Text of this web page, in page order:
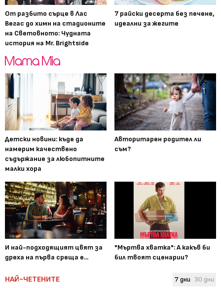
От разбито сърце в Лас
Вегас до химн на стадионите
на Световното: Чудната
история на Mr. Brightside
7 райски десерта без печене,
идеални за жегите
Детски новини: къде да
намерим качествено
съдържание за любопитните
малки хора
Авторитарен родител ли
съм?
И най-подходящият цвят за
дреха на първа среща е...
"Мъртва хватка": А какъв би
бил твоят сценарии?
НАЙ-ЧЕТЕНИТЕ 7 дни 30 дни